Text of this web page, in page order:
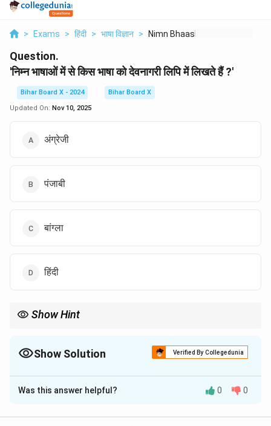
> Exams > हिंदी > भाषा विज्ञान > Nimn Bhaashaon Mein ...
Question.
'निम्न भाषाओं में से किस भाषा को देवनागरी लिपि में लिखते हैं ?'
Bihar Board X - 2024
Bihar Board X
Updated On: Nov 10, 2025
अंग्रेजी
पंजाबी
बांग्ला
हिंदी
Show Hint
Show Solution Verified By Collegedunia
The Correct Option isD
Solution and Explanation
Was this answer helpful? 0 0